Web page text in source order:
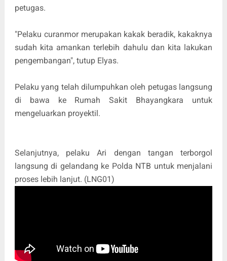
petugas.
"Pelaku curanmor merupakan kakak beradik, kakaknya
sudah kita amankan terlebih dahulu dan kita lakukan
pengembangan", tutup Elyas.
Pelaku yang telah dilumpuhkan oleh petugas langsung
di bawa ke Rumah Sakit Bhayangkara untuk
mengeluarkan proyektil.
Selanjutnya, pelaku Ari dengan tangan terborgol
langsung di gelandang ke Polda NTB untuk menjalani
proses lebih lanjut. (LNG01)